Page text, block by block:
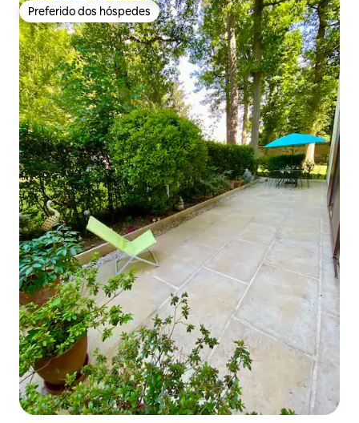
Preferido dos hóspedes
Preferido dos hóspedes